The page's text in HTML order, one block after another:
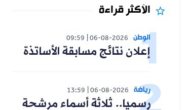
الأكثر قراءة
الوطن 06-08-2026
09:59
إعلان نتائج مسابقة الأساتذة
رياضة 06-08-2026
13:59
رسميا.. ثلاثة أسماء مرشحة